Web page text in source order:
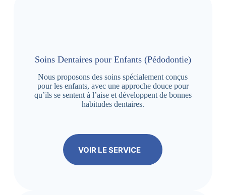
Soins Dentaires pour Enfants (Pédodontie)
Nous proposons des soins spécialement conçus
pour les enfants, avec une approche douce pour
qu’ils se sentent à l’aise et développent de bonnes
habitudes dentaires.
VOIR LE SERVICE